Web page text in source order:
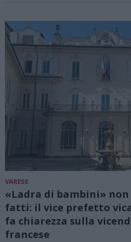
VARESE
«Ladra di bambini»
fatti: il vice prefetto
fa chiarezza sulla
francese